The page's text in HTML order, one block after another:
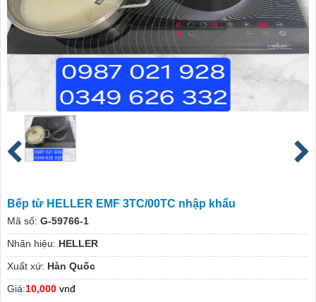
Bếp từ HELLER EMF 3TC/00TC nhập khẩu
Mã số: G-59766-1
Nhãn hiệu: HELLER
Xuất xứ: Hàn Quốc
Giá:10,000 vnđ